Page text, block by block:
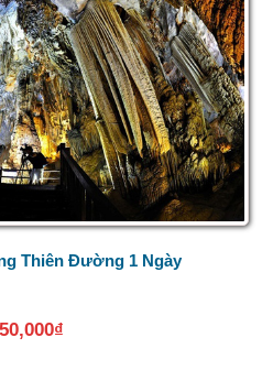
Thiên Đường 1 Ngày
₫